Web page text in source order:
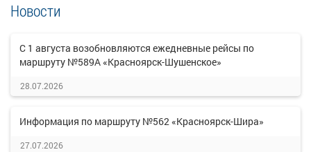
Новости
С 1 августа возобновляются ежедневные рейсы по
маршруту №589А «Красноярск-Шушенское»
28.07.2026
Информация по маршруту №562 «Красноярск-Шира»
27.07.2026